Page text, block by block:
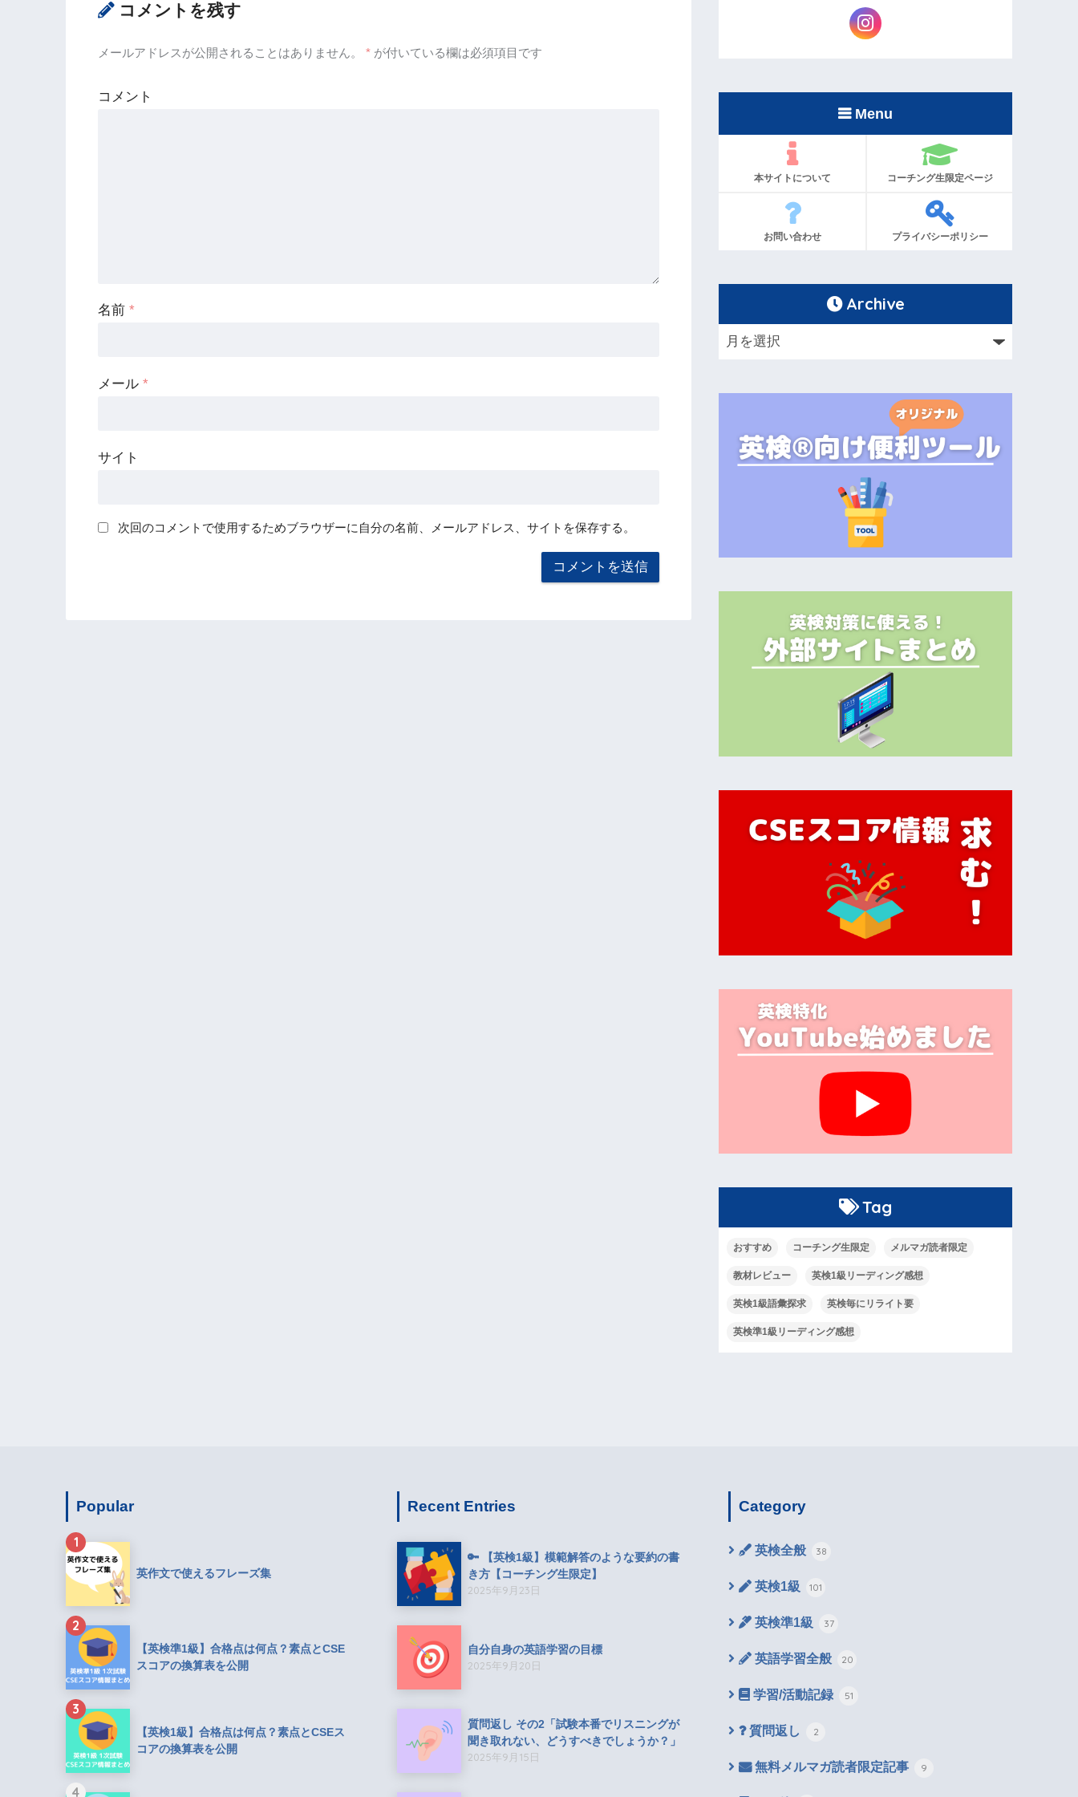
コメントを残す
メールアドレスが公開されることはありません。 * が付いている欄は必須項目です
コメント
名前 *
メール *
サイト
次回のコメントで使用するためブラウザーに自分の名前、メールアドレス、サイトを保存する。
Menu
本サイトについて コーチング生限定ページ
お問い合わせ プライバシーポリシー
Archive
Tag
おすすめ コーチング生限定 メルマガ読者限定
教材レビュー 英検1級リーディング感想
英検1級語彙探求 英検毎にリライト要
英検準1級リーディング感想
Popular
1
英作文で使えるフレーズ集
2
【英検準1級】合格点は何点？素点とCSE
スコアの換算表を公開
3
【英検1級】合格点は何点？素点とCSEス
コアの換算表を公開
4
Recent Entries
🔑 【英検1級】模範解答のような要約の書
き方【コーチング生限定】
2025年9月23日
自分自身の英語学習の目標
2025年9月20日
質問返し その2「試験本番でリスニングが
聞き取れない、どうすべきでしょうか？」
2025年9月15日
Category
英検全般 38
英検1級 101
英検準1級 37
英語学習全般 20
学習/活動記録 51
質問返し 2
無料メルマガ読者限定記事 9